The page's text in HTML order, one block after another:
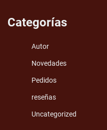
Categorías
Autor
Novedades
Pedidos
reseñas
Uncategorized